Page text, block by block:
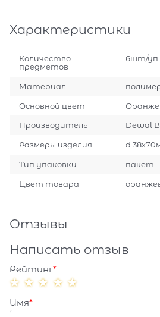
Характеристики
Количество
предметов
6шт/уп
Материал
Основной цвет
Производитель Dewal
Размеры изделия d
Тип упаковки пакет
Цвет товара
Отзывы
Написать отзыв
Рейтинг
Имя